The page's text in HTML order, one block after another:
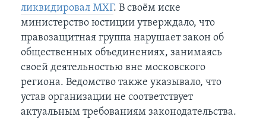
ликвидировал МХГ. В своём иске
министерство юстиции утверждало, что
правозащитная группа нарушает закон об
общественных объединениях, занимаясь
своей деятельностью вне московского
региона. Ведомство также указывало, что
устав организации не соответствует
актуальным требованиям законодательства.